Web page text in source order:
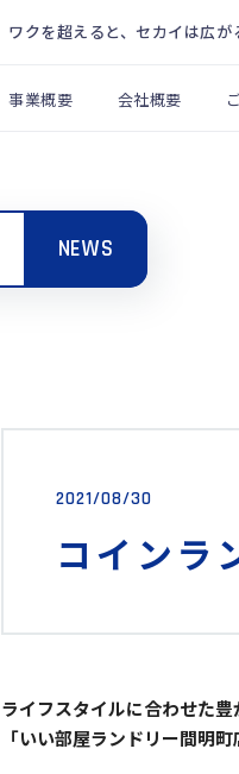
ワクを超えると、セカイは広が
事業概要 会社概要
NEWS
2021/08/30
コインラ
ライフスタイルに合わせた
「いい部屋ランドリー間明